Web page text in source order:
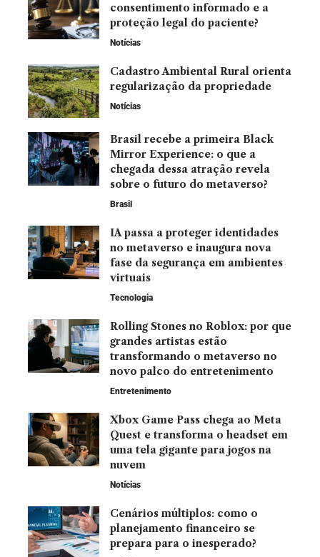
consentimento informado e a
proteção legal do paciente?
Notícias
Cadastro Ambiental Rural orienta
regularização da propriedade
Notícias
Brasil recebe a primeira Black
Mirror Experience: o que a
chegada dessa atração revela
sobre o futuro do metaverso?
Brasil
IA passa a proteger identidades
no metaverso e inaugura nova
fase da segurança em ambientes
virtuais
Tecnologia
Rolling Stones no Roblox: por que
grandes artistas estão
transformando o metaverso no
novo palco do entretenimento
Entretenimento
Xbox Game Pass chega ao Meta
Quest e transforma o headset em
uma tela gigante para jogos na
nuvem
Notícias
Cenários múltiplos: como o
planejamento financeiro se
prepara para o inesperado?